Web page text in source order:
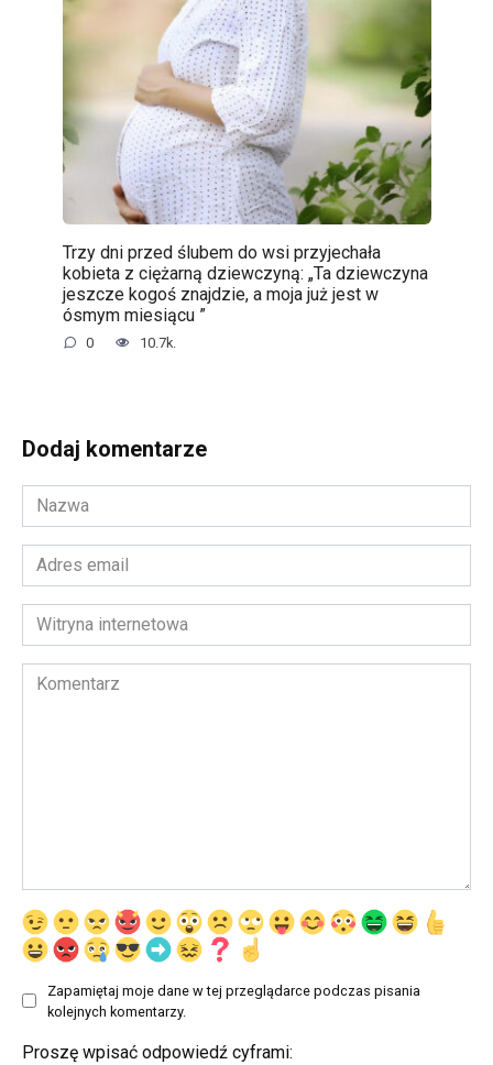
Trzy dni przed ślubem do wsi przyjechała
kobieta z ciężarną dziewczyną: „Ta dziewczyna
jeszcze kogoś znajdzie, a moja już jest w
ósmym miesiącu ”
0 10.7k.
Dodaj komentarze
Nazwa
*
Adres
email
*Witryna
internetowa
Komentarz
Zapamiętaj moje dane w tej przeglądarce podczas pisania
kolejnych komentarzy.
Proszę wpisać odpowiedź cyframi: